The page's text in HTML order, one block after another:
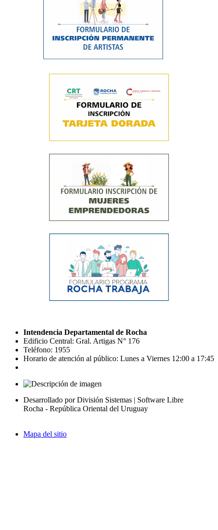
Intendencia Departamental de Rocha
Edificio Central: Gral. Artigas N° 176
Teléfono: 1955
Horario de atención al público: Lunes a Viernes 12:00 a 17:45
Desarrollado por División Sistemas | Software Libre
Rocha - República Oriental del Uruguay
Mapa del sitio